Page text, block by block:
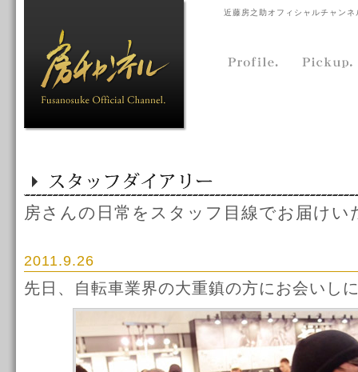
近藤房之助オフィシャルチャン
房さんの日常をスタッフ目線でお届けい
2011.9.26
先日、自転車業界の大重鎮の方にお会いし